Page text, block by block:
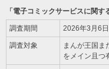
「電子コミックサービスに関す
調査期間 2026年3月6
調査対象
まんが王国ま
をメイン且つ